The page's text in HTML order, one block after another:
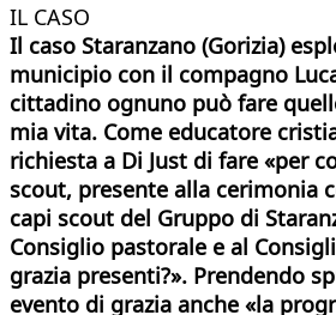
IL CASO
Il caso Staranzano (Gorizia)
municipio con il compagno
cittadino ognuno può fare
mia vita. Come educatore
richiesta a Di Just di fare «per
scout, presente alla cerimonia
capi scout del Gruppo di
Consiglio pastorale e al
grazia presenti?». Prendendo
evento di grazia anche «la